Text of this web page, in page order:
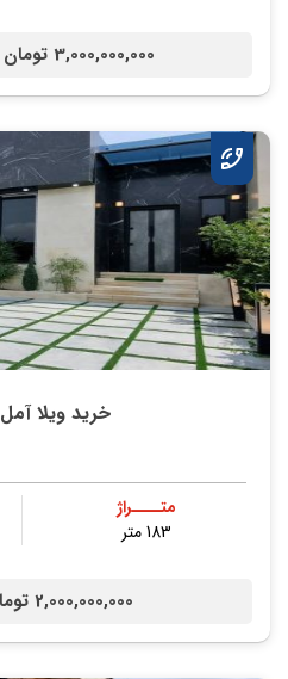
3,000,000,000 تومان /
خرید ویلا آمل 183 متر
متــــراژ
183 متر
2,000,000,000 تومان /